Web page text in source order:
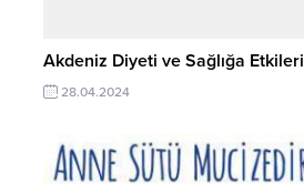
Akdeniz Diyeti ve Sağlığa Etkileri
28.04.2024